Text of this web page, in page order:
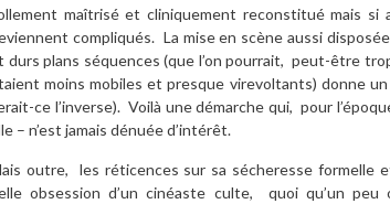
maîtrisé et cliniquement reconstitué mais
compliqués. La mise en scène aussi
durs plans séquences (que l’on pourrait, peut-être
moins mobiles et presque virevoltants) donne
ce l’inverse). Voilà une démarche qui, pour
– n’est jamais dénuée d’intérêt.
outre, les réticences sur sa sécheresse formelle
obsession d’un cinéaste culte, quoi qu’un